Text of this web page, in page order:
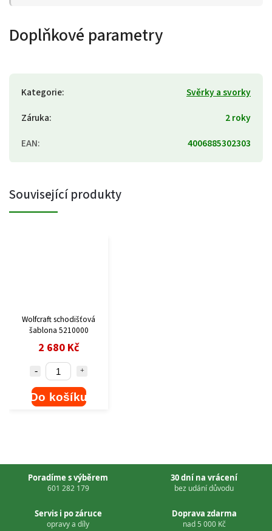
Doplňkové parametry
Kategorie:
Svěrky a svorky
Záruka:
2 roky
EAN: 4006885302303
Související produkty
Wolfcraft schodišťová
šablona 5210000
2 680 Kč
Do košíku
Poradíme s výběrem
601 282 179
30 dní na vrácení
bez udání důvodu
Servis i po záruce
opravy a díly
Doprava zdarma
nad 5 000 Kč